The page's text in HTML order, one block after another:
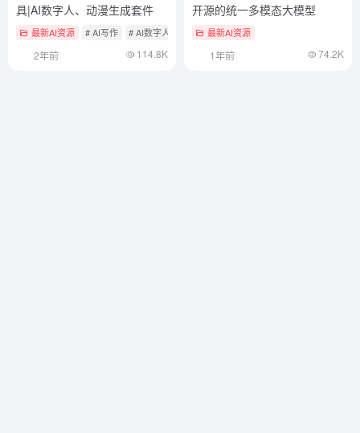
具|AI数字人、动漫生成套件
最新AI资源 # AI写作 # AI数字人 # AI文本转视频
2年前 114.8K
开源的统一多模态大模型
最新AI资源
1年前 74.2K